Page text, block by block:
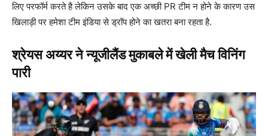
लिए परफॉर्म करते है लेकिन उसके बाद एक अच्छी PR टीम न होने के कारण उस
खिलाड़ी पर हमेशा टीम इंडिया से ड्रॉप होने का खतरा बना रहता है.
श्रेयस अय्यर ने न्यूजीलैंड मुकाबले में खेली मैच विनिंग
पारी